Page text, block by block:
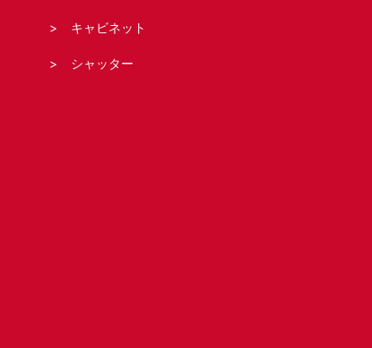
キャビネット
シャッター